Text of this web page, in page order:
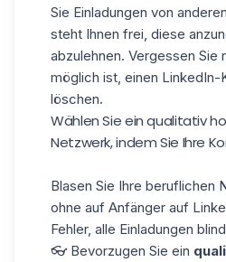
Sie Einladungen von
steht Ihnen frei, diese
abzulehnen. Vergessen Sie
möglich ist, einen LinkedIn-
löschen.
Wählen Sie ein qualitativ
Netzwerk, indem Sie Ihre
Blasen Sie Ihre beruflichen
ohne auf Anfänger auf
Fehler, alle Einladungen
👓 Bevorzugen Sie ein